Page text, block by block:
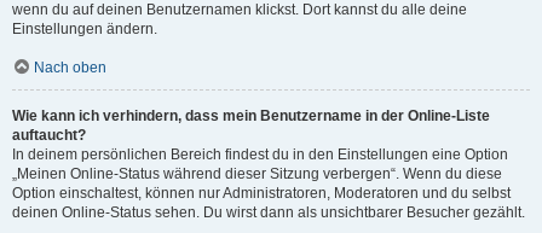
wenn du auf deinen Benutzernamen klickst. Dort kannst du alle deine
Einstellungen ändern.
Nach oben
Wie kann ich verhindern, dass mein Benutzername in der Online-Liste
auftaucht?
In deinem persönlichen Bereich findest du in den Einstellungen eine Option
„Meinen Online-Status während dieser Sitzung verbergen“. Wenn du diese
Option einschaltest, können nur Administratoren, Moderatoren und du selbst
deinen Online-Status sehen. Du wirst dann als unsichtbarer Besucher gezählt.